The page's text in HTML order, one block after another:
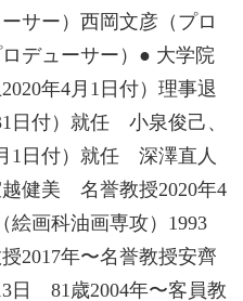
サー）西岡文彦（プロ
デューサー）● 大学院
年4月1日付）理事退
日付）就任 小泉俊己、
1日付）就任 深澤直人
越健美 名誉教授2020年4
画科油画専攻）1993
2017年〜名誉教授安齊
日 81歳2004年〜客員教